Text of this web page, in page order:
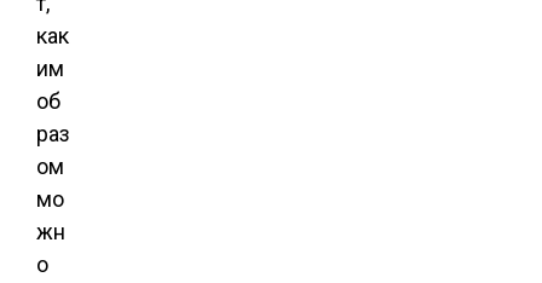
как
им
об
раз
ом
мо
жн
о